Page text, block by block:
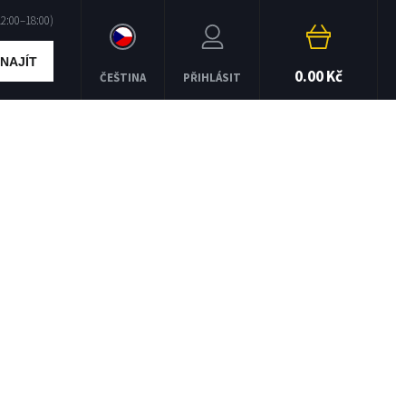
NAJÍT
ČEŠTINA PŘIHLÁSIT 0.00 Kč